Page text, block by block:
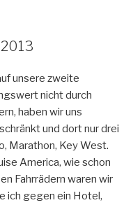
unsere zweite
nicht durch
haben wir uns
und dort nur drei
Marathon, Key West.
America, wie schon
Fahrrädern waren wir
ich gegen ein Hotel,